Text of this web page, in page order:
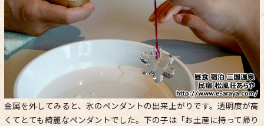
金属を外してみると、氷のペンダントの出来上がりです。透明度が高
くてとても綺麗なペンダントでした。下の子は「お土産に持って帰り